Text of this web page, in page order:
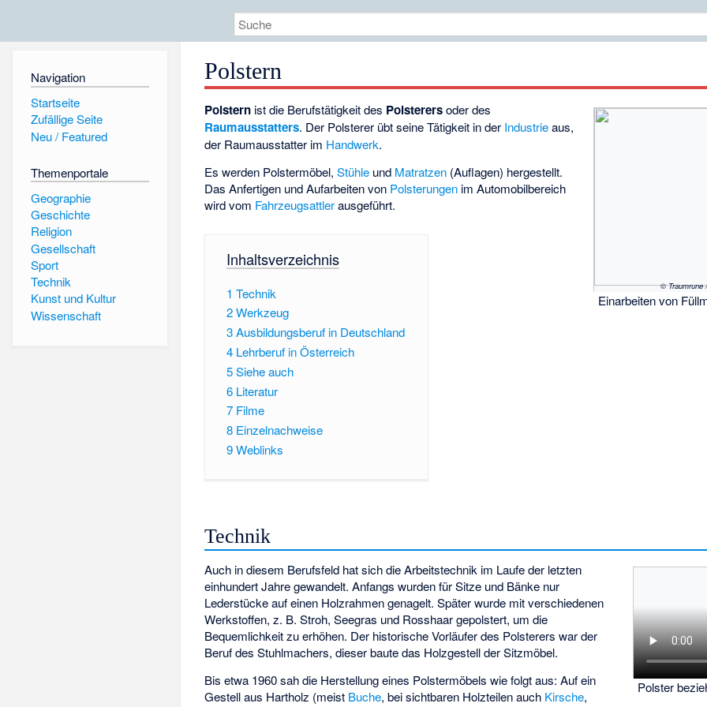
Navigation
Startseite
Zufällige Seite
Neu / Featured
Themenportale
Geographie
Geschichte
Religion
Gesellschaft
Sport
Technik
Kunst und Kultur
Wissenschaft
Polstern
©
Einarbeiten von
Polstern ist die Berufstätigkeit des Polsterersoder des
Raumausstatters. Der Polsterer übt seine Tätigkeit in der Industrieaus,
der Raumausstatter im Handwerk.
Es werden Polstermöbel,Stühle und Matratzen (Auflagen) hergestellt.
Das Anfertigen und Aufarbeiten von Polsterungen im Automobilbereich
wird vom Fahrzeugsattlerausgeführt.
Inhaltsverzeichnis
1 Technik
2Werkzeug
3Ausbildungsberuf in Deutschland
4 Lehrberuf in Österreich
5Siehe auch
6 Literatur
7 Filme
8 Einzelnachweise
9Weblinks
Technik
Polster
Auch in diesem Berufsfeld hat sich die Arbeitstechnik im Laufe der letzten
einhundert Jahre gewandelt. Anfangs wurden für Sitze und Bänke nur
Lederstücke auf einen Holzrahmen genagelt. Später wurde mit verschiedenen
Werkstoffen, z. B. Stroh, Seegras und Rosshaar gepolstert, um die
Bequemlichkeit zu erhöhen. Der historische Vorläufer des Polsterers war der
Beruf desStuhlmachers, dieser baute das Holzgestell der Sitzmöbel.
Bis etwa 1960 sah die Herstellung eines Polstermöbels wie folgt aus: Auf ein
Gestell aus Hartholz (meist Buche, bei sichtbaren Holzteilen auch Kirsche,